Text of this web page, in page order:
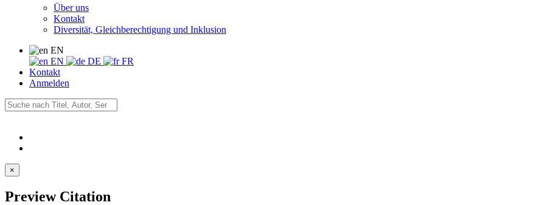
Über uns
Kontakt
Diversität, Gleichberechtigung und Inklusion
EN
EN
DE
FR
Kontakt
Anmelden
×
Preview Citation